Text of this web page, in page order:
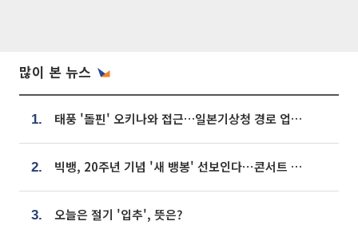
많이 본 뉴스
1. 태풍 '돌핀' 오키나와 접근…일본기상청 경로 업데이트
2. 빅뱅, 20주년 기념 '새 뱅봉' 선보인다⋯콘서트 앞두고 팝업 개최
3. 오늘은 절기 '입추', 뜻은?